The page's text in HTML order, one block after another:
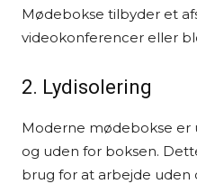
Mødebokse tilbyder et
videokonferencer eller
2. Lydisolering
Moderne mødebokse er
og uden for boksen.
brug for at arbejde uden